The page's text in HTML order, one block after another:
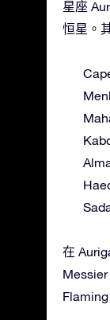
星座
恒星。
在